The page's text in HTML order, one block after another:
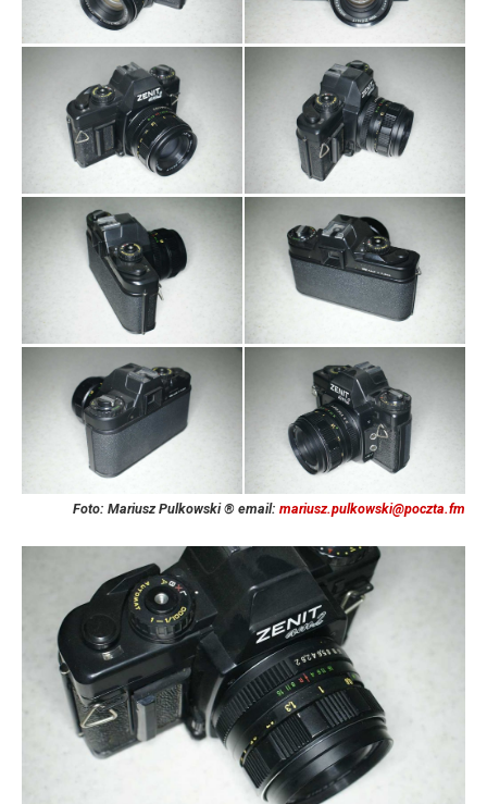
Foto: Mariusz Pulkowski ® email: mariusz.pulkowski@poczta.fm